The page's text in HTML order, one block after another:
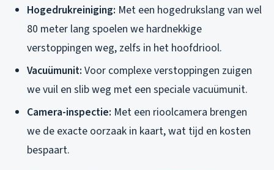
Hogedrukreiniging: Met een hogedrukslang van wel
80 meter lang spoelen we hardnekkige
verstoppingen weg, zelfs in het hoofdriool.
Vacuümunit: Voor complexe verstoppingen zuigen
we vuil en slib weg met een speciale vacuümunit.
Camera-inspectie: Met een rioolcamera brengen
we de exacte oorzaak in kaart, wat tijd en kosten
bespaart.